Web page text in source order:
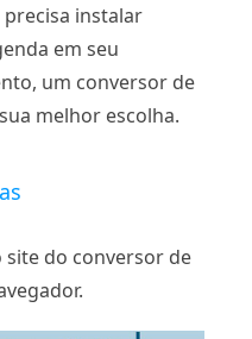
instalar
em seu
um conversor de
melhor escolha.
site do conversor de